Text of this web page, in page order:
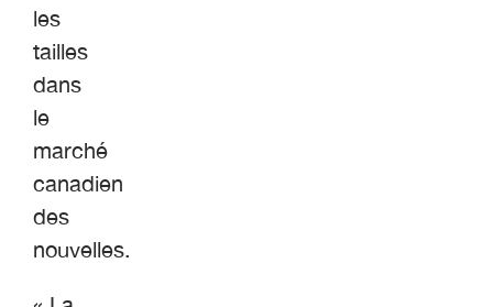
les
tailles
dans
le
marché
canadien
des
nouvelles.